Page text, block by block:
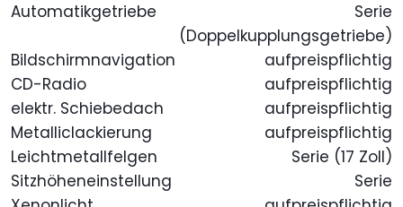
Automatikgetriebe
Serie
(Doppelkupplungsgetriebe)
Bildschirmnavigation
aufpreispflichtig
CD-Radio
aufpreispflichtig
elektr. Schiebedach
aufpreispflichtig
Metalliclackierung
aufpreispflichtig
Leichtmetallfelgen
Serie (17 Zoll)
Sitzhöheneinstellung
Serie